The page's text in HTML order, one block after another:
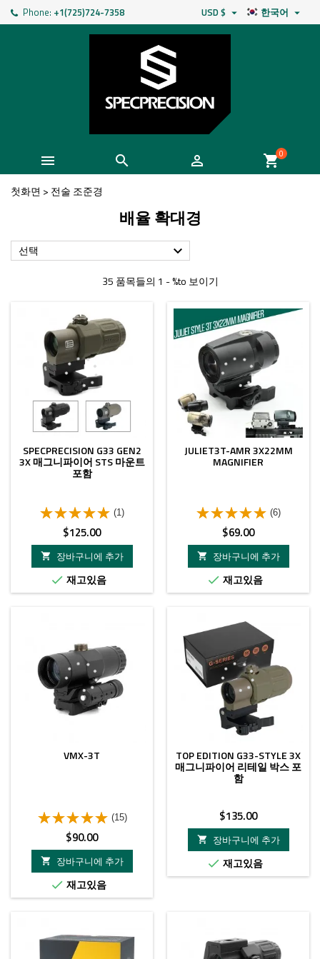
Phone: +1(725)724-7358 한국어 
USD $ 
   shopping_cart0
첫화면 > 전술 조준경
배율 확대경
선택 
35 품목들의 1 - %to 보이기
SPECPRECISION G33 GEN2
3X 매그니파이어 STS 마운트
포함
(1)
가
격
$125.00

장바구니에 추가
 재고있음
JULIET3T-AMR 3X22MM
MAGNIFIER
(6)
가
격
$69.00

장바구니에 추가
 재고있음
VMX-3T
(15)
가
격
$90.00

장바구니에 추가
 재고있음
TOP EDITION G33-STYLE 3X
매그니파이어 리테일 박스 포
함
가
격
$135.00

장바구니에 추가
 재고있음